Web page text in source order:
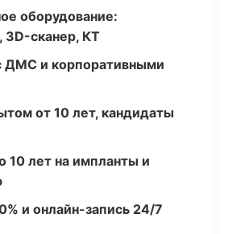
оборудование:
3D-сканер, КТ
ДМС и корпоративными
от 10 лет, кандидаты
10 лет на импланты и
и онлайн-запись 24/7